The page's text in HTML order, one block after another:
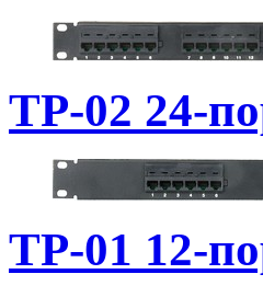
TP-02 24-
TP-01 12-